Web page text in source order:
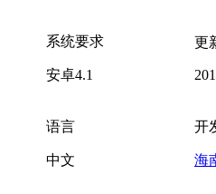
系统要求
安卓4.1
更
语言
中文
开
海